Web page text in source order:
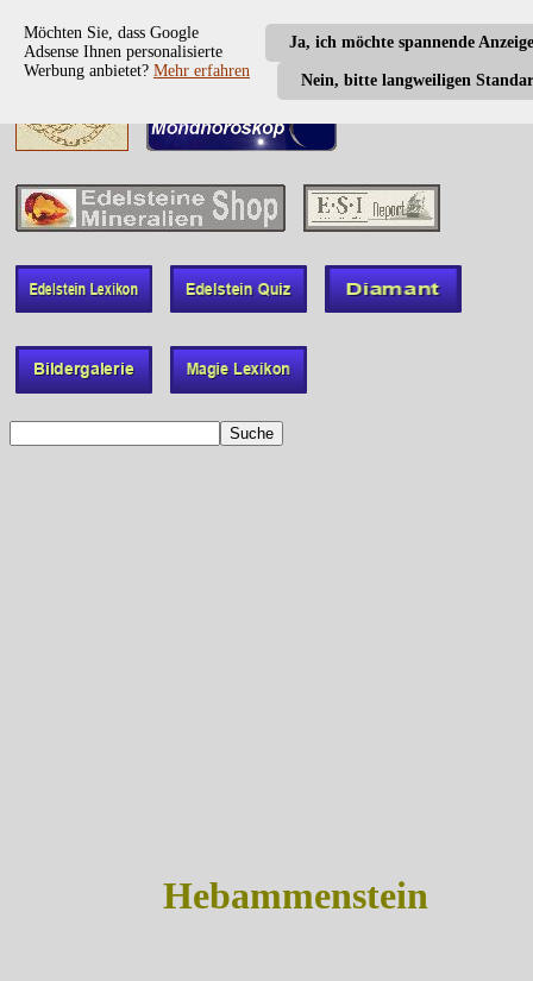
Ja, ich möchte spannende
Nein, bitte langweiligen
Möchten Sie, dass Google
Adsense Ihnen personalisierte
Werbung anbietet? Mehr erfahren
Hebammenstein